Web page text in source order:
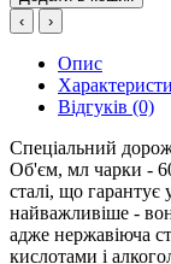
‹
›
Опис
Відгуків (0)
Спеціальний
Об'єм, мл чарки -
сталі, що гарантує
найважливіше -
адже нержавіюча
кислотами і